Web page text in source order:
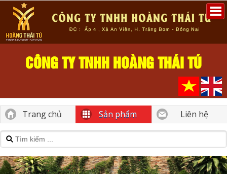
CÔNG TY TNHH HOÀNG THÁI TÚ
Trang chủ Sản phẩm Liên hệ